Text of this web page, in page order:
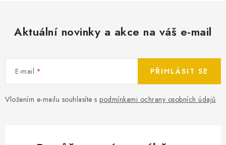
Aktuální novinky a akce na váš e-mail
E-mail
Vložením e-mailu souhlasíte s podmínkami ochrany osobních údajů
PŘIHLÁSIT SE